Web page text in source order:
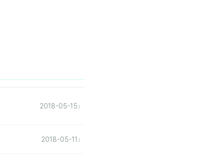
2018-05-15›
2018-05-11 ›